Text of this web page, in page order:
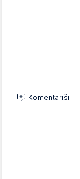
Komentariši